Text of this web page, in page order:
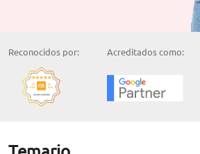
Reconocidos por: Acreditados como: